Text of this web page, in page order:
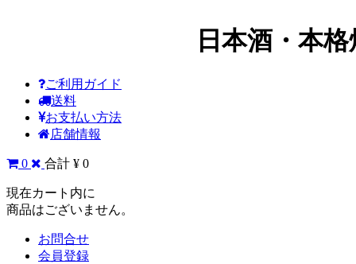
日本酒・本
ご利用ガイド
送料
お支払い方法
店舗情報
0 合計 ¥ 0
現在カート内に
商品はございません。
お問合せ
会員登録